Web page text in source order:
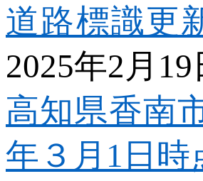
道路標識更
2025年2 月 19
高知県香南
年３月1 日時